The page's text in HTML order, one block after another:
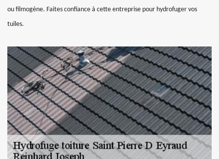
ou filmogène. Faites confiance à cette entreprise pour hydrofuger vos
tuiles.